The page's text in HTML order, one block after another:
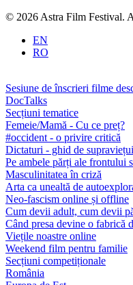
© 2026 Astra Film Festival.
EN
RO
Sesiune de înscrieri filme
DocTalks
Secțiuni tematice
Femeie/Mamă - Cu ce preț?
#occident - o privire critică
Dictaturi - ghid de
Pe ambele părți ale frontului
Masculinitatea în criză
Arta ca unealtă de
Neo-fascism online și offline
Cum devii adult, cum devii
Când presa devine o fabrică
Viețile noastre online
Weekend film pentru familie
Secțiuni competiționale
România